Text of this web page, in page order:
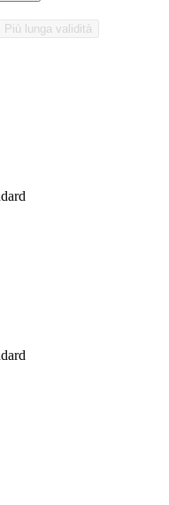
Più lunga validità